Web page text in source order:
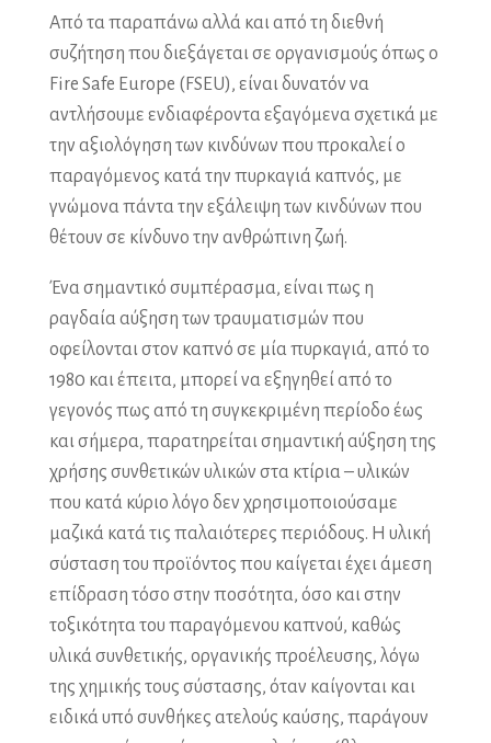
Από τα παραπάνω αλλά και από τη διεθνή
συζήτηση που διεξάγεται σε οργανισμούς όπως ο
Fire Safe Europe (FSEU), είναι δυνατόν να
αντλήσουμε ενδιαφέροντα εξαγόμενα σχετικά με
την αξιολόγηση των κινδύνων που προκαλεί ο
παραγόμενος κατά την πυρκαγιά καπνός, με
γνώμονα πάντα την εξάλειψη των κινδύνων που
θέτουν σε κίνδυνο την ανθρώπινη ζωή.
Ένα σημαντικό συμπέρασμα, είναι πως η
ραγδαία αύξηση των τραυματισμών που
οφείλονται στον καπνό σε μία πυρκαγιά, από το
1980 και έπειτα, μπορεί να εξηγηθεί από το
γεγονός πως από τη συγκεκριμένη περίοδο έως
και σήμερα, παρατηρείται σημαντική αύξηση της
χρήσης συνθετικών υλικών στα κτίρια – υλικών
που κατά κύριο λόγο δεν χρησιμοποιούσαμε
μαζικά κατά τις παλαιότερες περιόδους. Η υλική
σύσταση του προϊόντος που καίγεται έχει άμεση
επίδραση τόσο στην ποσότητα, όσο και στην
τοξικότητα του παραγόμενου καπνού, καθώς
υλικά συνθετικής, οργανικής προέλευσης, λόγω
της χημικής τους σύστασης, όταν καίγονται και
ειδικά υπό συνθήκες ατελούς καύσης, παράγουν